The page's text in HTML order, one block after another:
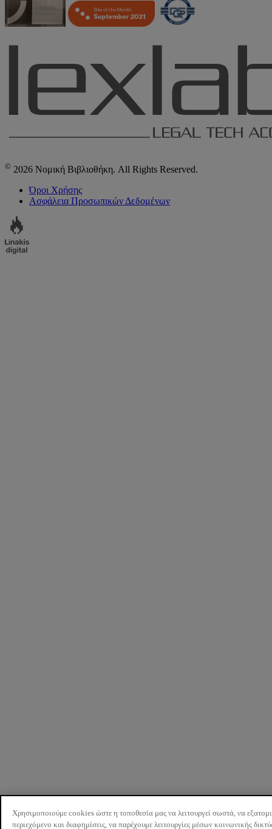
© 2026 Νομική Βιβλιοθήκη. All Rights Reserved.
Όροι Χρήσης
Ασφάλεια Προσωπικών Δεδομένων
Χρησιμοποιούμε cookies ώστε η τοποθεσία μας να λειτουργεί σωστά, να
περιεχόμενο και διαφημίσεις, να παρέχουμε λειτουργίες μέσων κοινωνικής